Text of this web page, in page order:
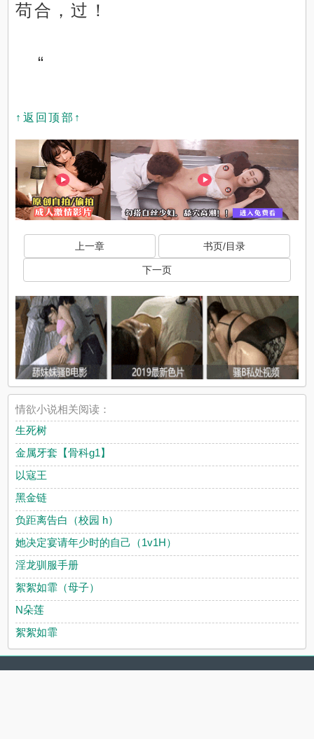
苟合，过！
“
↑返回顶部↑
上一章 书页/目录
下一页
情欲小说相关阅读：
生死树
金属牙套【骨科g1】
以寇王
黑金链
负距离告白（校园 h）
她决定宴请年少时的自己（1v1H）
淫龙驯服手册
絮絮如霏（母子）
N朵莲
絮絮如霏